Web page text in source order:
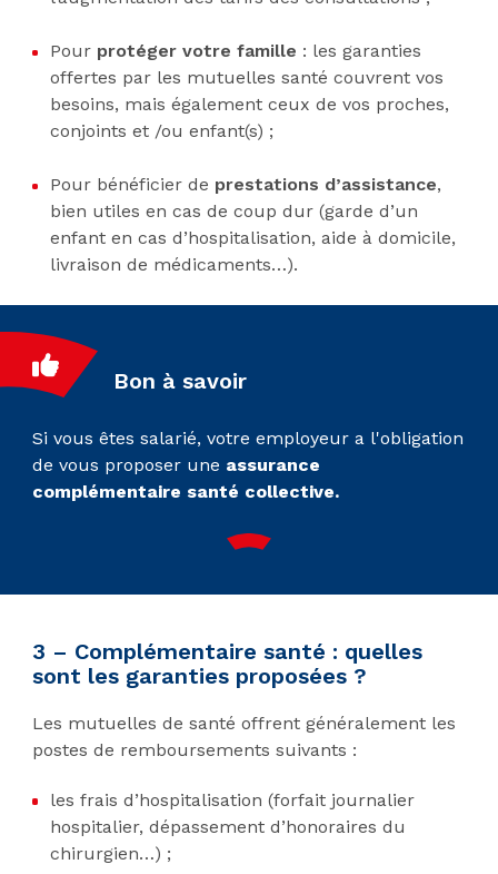
Pour protéger votre famille : les garanties
offertes par les mutuelles santé couvrent vos
besoins, mais également ceux de vos proches,
conjoints et /ou enfant(s) ;
Pour bénéficier de prestations d’assistance,
bien utiles en cas de coup dur (garde d’un
enfant en cas d’hospitalisation, aide à domicile,
livraison de médicaments…).
Bon à savoir
Si vous êtes salarié, votre employeur a l'obligation
de vous proposer une assurance
complémentaire santé collective.
3 – Complémentaire santé : quelles
sont les garanties proposées ?
Les mutuelles de santé offrent généralement les
postes de remboursements suivants :
les frais d’hospitalisation (forfait journalier
hospitalier, dépassement d’honoraires du
chirurgien…) ;